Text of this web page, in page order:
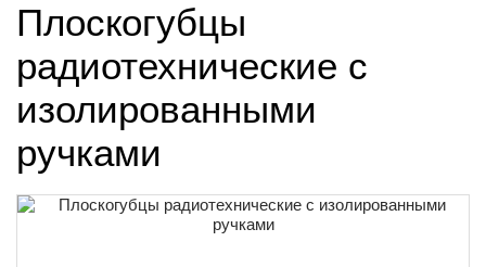
Плоскогубцы
радиотехнические с
изолированными
ручками